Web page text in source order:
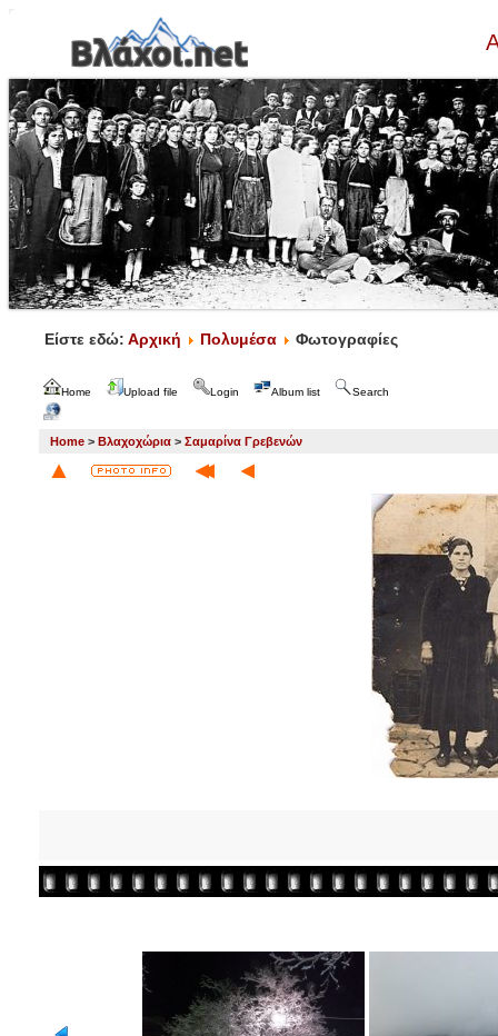
Είστε εδώ: Αρχική Πολυμέσα Φωτογραφίες
Home Upload file Login Album list Search
Home > Βλαχοχώρια > Σαμαρίνα Γρεβενών